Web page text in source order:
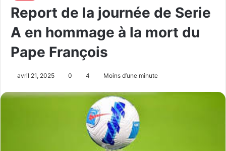
Report de la journée de Serie
A en hommage à la mort du
Pape François
avril 21, 2025 0 4 Moins d’une minute